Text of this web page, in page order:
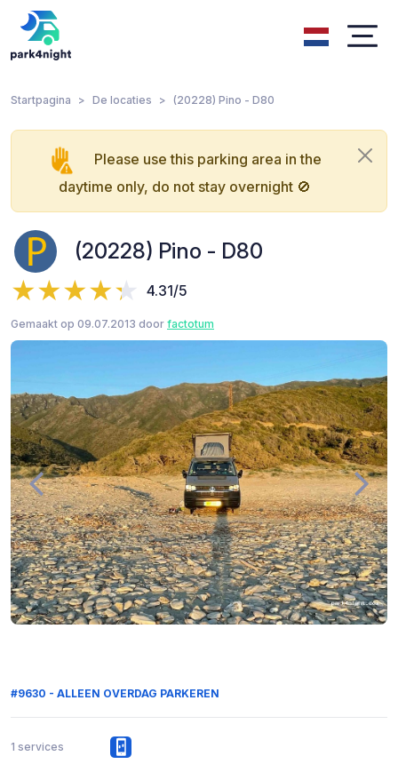
Startpagina De locaties (20228) Pino - D80
Please use this parking area in the
daytime only, do not stay overnight 🚫
(20228) Pino - D80
4.31/5
Gemaakt op 09.07.2013 door factotum
#9630 - ALLEEN OVERDAG PARKEREN
1 services